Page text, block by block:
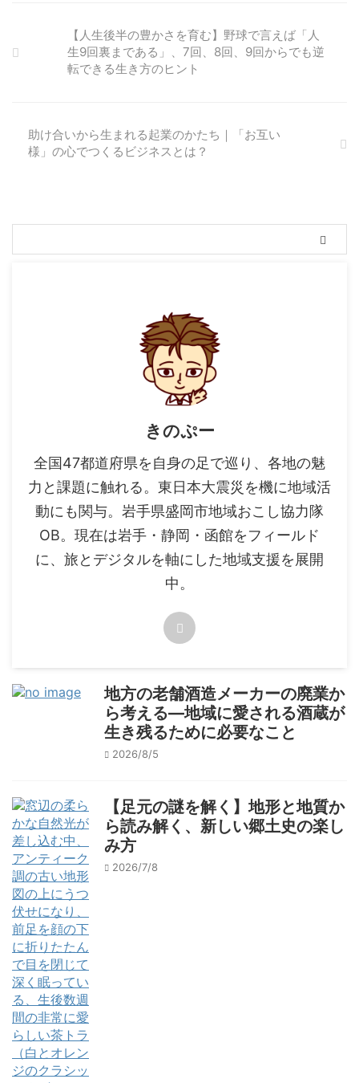
【人生後半の豊かさを育む】野球で言えば「人
生9回裏まである」、7回、8回、9回からでも逆
転できる生き方のヒント
助け合いから生まれる起業のかたち｜「お互い
様」の心でつくるビジネスとは？
きのぷー
全国47都道府県を自身の足で巡り、各地の魅
力と課題に触れる。東日本大震災を機に地域活
動にも関与。岩手県盛岡市地域おこし協力隊
OB。現在は岩手・静岡・函館をフィールド
に、旅とデジタルを軸にした地域支援を展開
中。
地方の老舗酒造メーカーの廃業か
ら考える―地域に愛される酒蔵が
生き残るために必要なこと
2026/8/5
【足元の謎を解く】地形と地質か
ら読み解く、新しい郷土史の楽し
み方
2026/7/8